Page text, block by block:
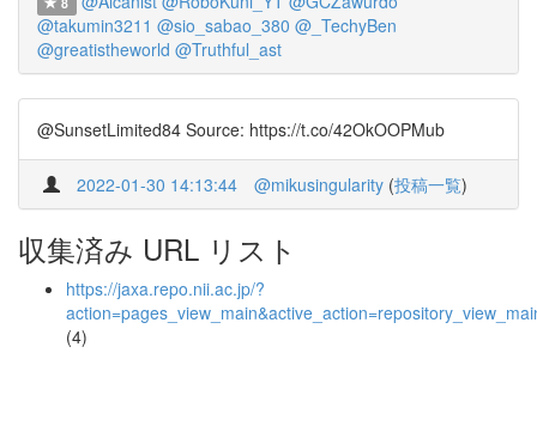
@takumin3211 @sio_sabao_380 @_TechyBen
@greatistheworld @Truthful_ast
@SunsetLimited84 Source: https://t.co/42OkOOPMub
2022-01-30 14:13:44 @mikusingularity (投稿一覧)
収集済み URL リスト
https://jaxa.repo.nii.ac.jp/?
(4)